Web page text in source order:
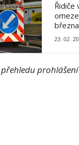
Řidiče
23. 02.